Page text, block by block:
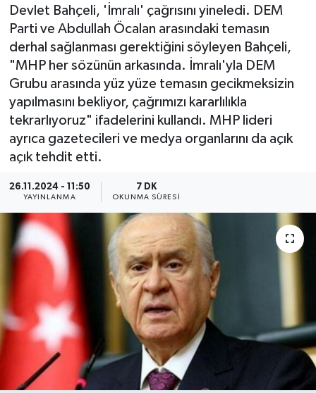
Devlet Bahçeli, 'İmralı' çağrısını yineledi. DEM
Parti ve Abdullah Öcalan arasındaki temasın
derhal sağlanması gerektiğini söyleyen Bahçeli,
"MHP her sözünün arkasında. İmralı'yla DEM
Grubu arasında yüz yüze temasın gecikmeksizin
yapılmasını bekliyor, çağrımızı kararlılıkla
tekrarlıyoruz" ifadelerini kullandı. MHP lideri
ayrıca gazetecileri ve medya organlarını da açık
açık tehdit etti.
26.11.2024 - 11:50
YAYINLANMA
7 DK
OKUNMA SÜRESI